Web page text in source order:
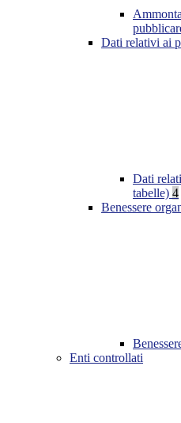
Dati relativi ai
Dati
tabelle) 4
Benessere
Enti controllati